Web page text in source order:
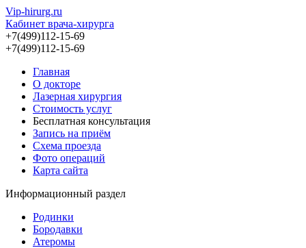
Vip-hirurg.ru
Кабинет врача-хирурга
+7(499)112-15-69
+7(499)112-15-69
Главная
О докторе
Лазерная хирургия
Стоимость услуг
Бесплатная консультация
Запись на приём
Схема проезда
Фото операций
Карта сайта
Информационный раздел
Родинки
Бородавки
Атеромы